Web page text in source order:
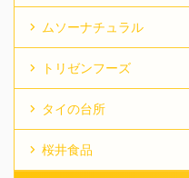
ムソーナチュラル
トリゼンフーズ
タイの台所
桜井食品